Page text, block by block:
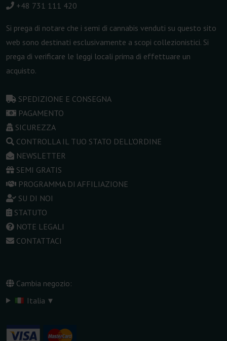
+48 731 111 420
Si prega di notare che i semi di cannabis venduti su questo sito
web sono destinati esclusivamente a scopi collezionistici. Si
prega di verificare le leggi locali prima di effettuare un
acquisto.
SPEDIZIONE E CONSEGNA
PAGAMENTO
SICUREZZA
CONTROLLA IL TUO STATO DELL'ORDINE
NEWSLETTER
SEMI GRATIS
PROGRAMMA DI AFFILIAZIONE
SU DI NOI
STATUTO
NOTE LEGALI
CONTATTACI
Cambia negozio:
Italia ▾